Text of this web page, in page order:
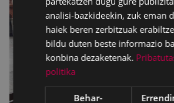
analisi-bazkideekin, zuk eman
haiek beren zerbitzuak
bildu duten beste informazio
konbina dezaketenak.
politika
Behar-